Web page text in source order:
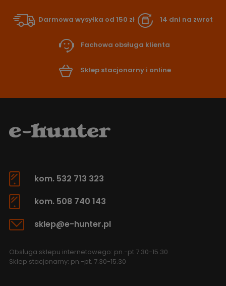
Darmowa wysyłka od 150 zł 14 dni na zwrot
Fachowa obsługa klienta
Sklep stacjonarny i online
kom. 532 713 323
kom. 508 740 143
sklep@e-hunter.pl
Obsługa sklepu internetowego: pn.-pt 7.30-15.30
Sklep stacjonarny: pn.-pt. 7.30-15.30